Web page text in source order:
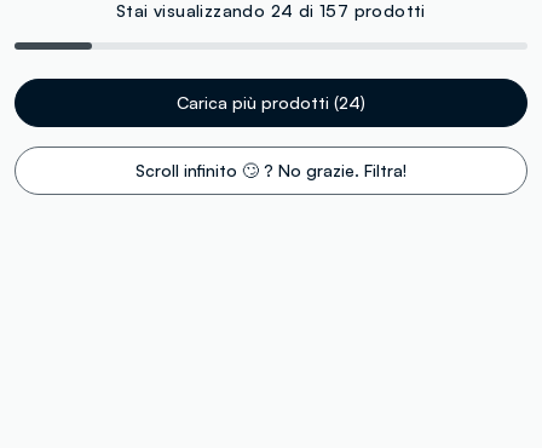
Stai visualizzando 24 di 157 prodotti
Carica più prodotti (24)
Scroll infinito 🙄 ? No grazie. Filtra!